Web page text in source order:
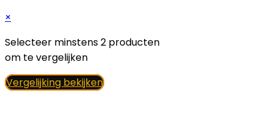
×
Selecteer minstens 2 producten
om te vergelijken
Vergelijking bekijken